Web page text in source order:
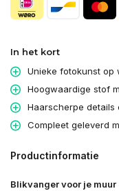
In het kort
Unieke fotokunst op
Hoogwaardige stof
Haarscherpe details
Compleet geleverd
Productinformatie
Blikvanger voor je muur